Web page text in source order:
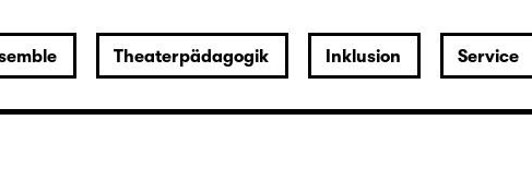
Theaterpädagogik Inklusion Service